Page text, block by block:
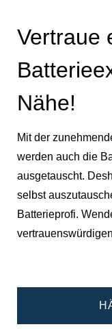
Vertraue
Nähe!
Mit der
werden auch die
ausgetauscht.
selbst
Batterieprofi.